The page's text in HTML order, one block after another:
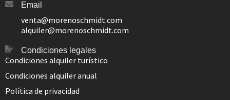
Email
venta@morenoschmidt.com
alquiler@morenoschmidt.com
Condiciones legales
Condiciones alquiler turístico
Condiciones alquiler anual
Política de privacidad